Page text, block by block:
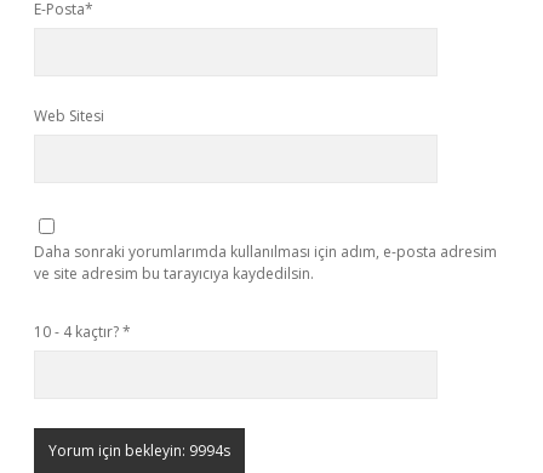
E-Posta*
Web Sitesi
Daha sonraki yorumlarımda kullanılması için adım, e-posta adresim
ve site adresim bu tarayıcıya kaydedilsin.
10 - 4 kaçtır?*